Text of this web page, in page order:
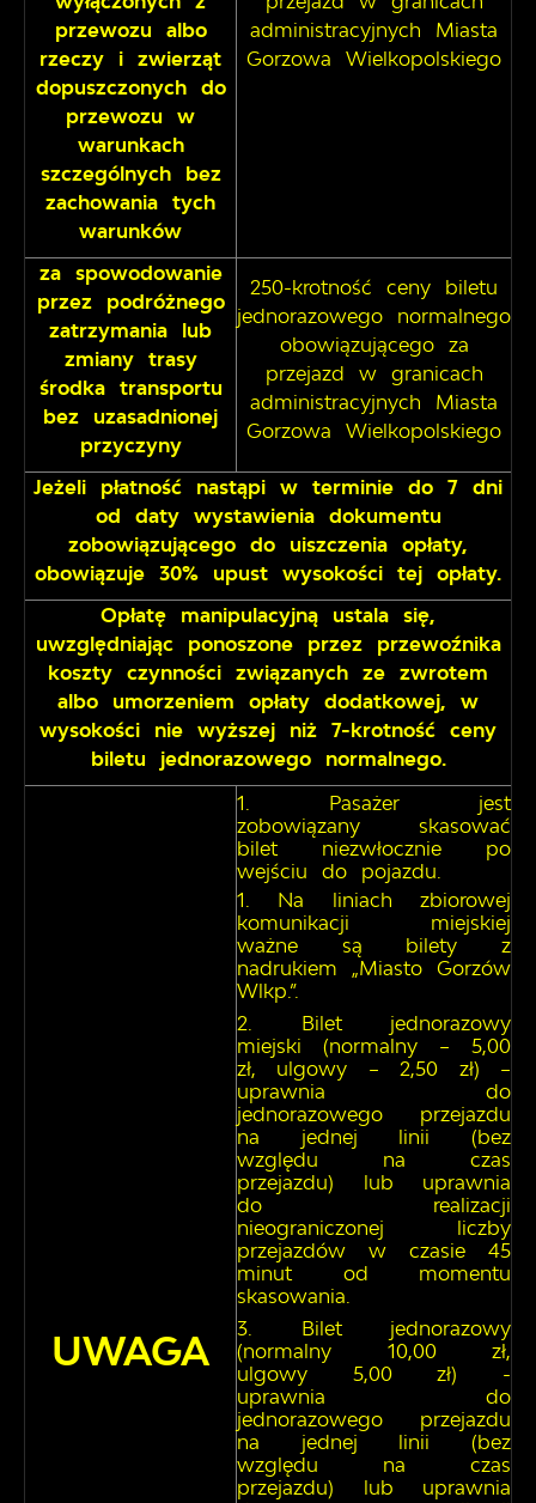
przewozu albo
rzeczy i zwierząt
dopuszczonych do
przewozu w
warunkach
szczególnych bez
zachowania tych
warunków
administracyjnych Miasta
Gorzowa Wielkopolskiego
za spowodowanie
przez podróżnego
zatrzymania lub
zmiany trasy
środka transportu
bez uzasadnionej
przyczyny
250-krotność ceny biletu
jednorazowego normalnego
obowiązującego za
przejazd w granicach
administracyjnych Miasta
Gorzowa Wielkopolskiego
Jeżeli płatność nastąpi w terminie do 7 dni
od daty wystawienia dokumentu
zobowiązującego do uiszczenia opłaty,
obowiązuje 30% upust wysokości tej opłaty.
Opłatę manipulacyjną ustala się,
uwzględniając ponoszone przez przewoźnika
koszty czynności związanych ze zwrotem
albo umorzeniem opłaty dodatkowej, w
wysokości nie wyższej niż 7-krotność ceny
biletu jednorazowego normalnego.
UWAGA
Pasażer jest
zobowiązany skasować
bilet niezwłocznie po
wejściu do pojazdu.
Na liniach zbiorowej
komunikacji miejskiej
ważne są bilety z
nadrukiem „Miasto Gorzów
Wlkp.”.
Bilet jednorazowy
miejski (normalny – 5,00
zł, ulgowy – 2,50 zł) –
uprawnia do
jednorazowego przejazdu
na jednej linii (bez
względu na czas
przejazdu) lub uprawnia
do realizacji
nieograniczonej liczby
przejazdów w czasie 45
minut od momentu
skasowania.
Bilet jednorazowy
(normalny 10,00 zł,
ulgowy 5,00 zł) -
uprawnia do
jednorazowego przejazdu
na jednej linii (bez
względu na czas
przejazdu) lub uprawnia